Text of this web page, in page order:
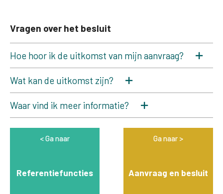
Vragen over het besluit
Hoe hoor ik de uitkomst van mijn aanvraag?
Wat kan de uitkomst zijn?
Waar vind ik meer informatie?
Ga naar
Referentiefuncties
Ga naar
Aanvraag en besluit